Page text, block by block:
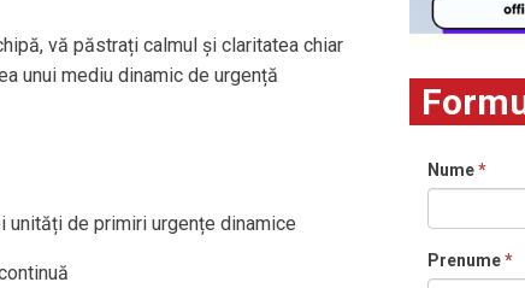
vă păstrați calmul și claritatea chiar
unui mediu dinamic de urgență
unități de primiri urgențe dinamice
Nume*
Prenume*